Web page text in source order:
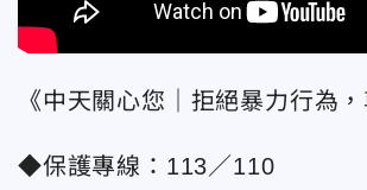
《中天關心您｜拒絕暴力行為
◆保護專線：113／110